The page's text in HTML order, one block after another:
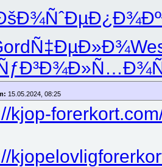
Ñ‡ÐµÐ»Ð¾
15.05.2024, 08:25
kjop-